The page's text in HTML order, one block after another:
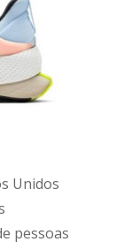
Unidos
pessoas